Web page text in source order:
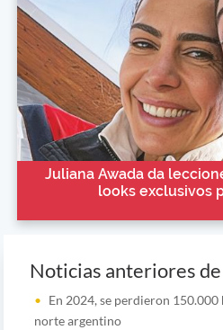
Juliana Awada da
looks exclusivos
Noticias anteriores
En 2024, se perdieron 150.000
norte argentino